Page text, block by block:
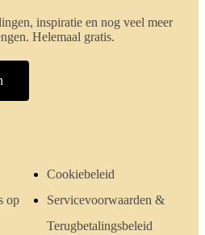
inspiratie en nog veel meer
Helemaal gratis.
op
Cookiebeleid
Servicevoorwaarden &
Terugbetalingsbeleid